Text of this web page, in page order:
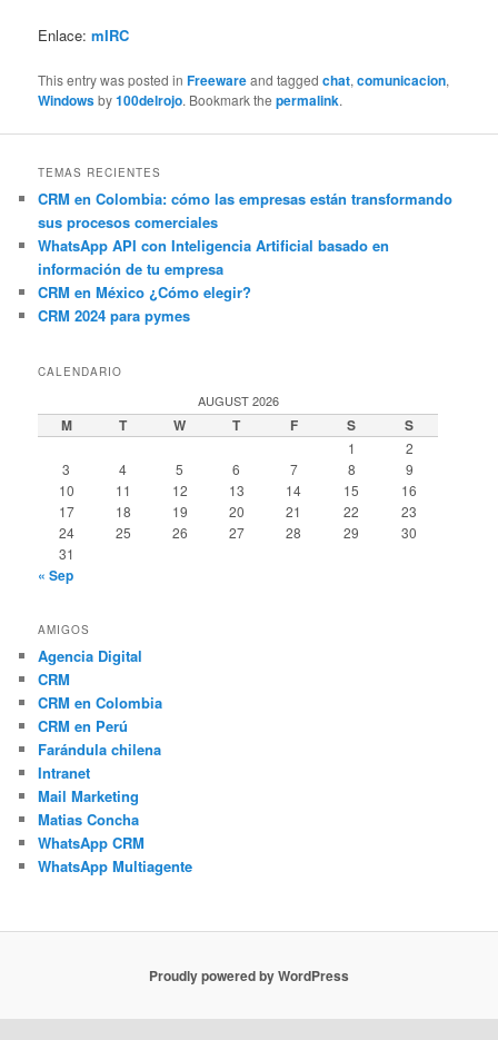
Enlace:mIRC
This entry was posted inFreewareand taggedchat,comunicacion,
Windowsby100delrojo. Bookmark thepermalink.
TEMAS RECIENTES
CRM en Colombia: cómo las empresas están transformando
sus procesos comerciales
WhatsApp API con Inteligencia Artificial basado en
información de tu empresa
CRM en México ¿Cómo elegir?
CRM 2024 para pymes
CALENDARIO
AUGUST 2026
M T W T F S S
1
2
3
4 5 6 7 8
9
10
11 12 13 14 15
16
17
18 19 20 21 22
23
24
25 26 27 28 29
30
31
« Sep
AMIGOS
Agencia Digital
CRM
CRM en Colombia
CRM en Perú
Farándula chilena
Intranet
Mail Marketing
Matias Concha
WhatsApp CRM
WhatsApp Multiagente
Proudly powered by WordPress